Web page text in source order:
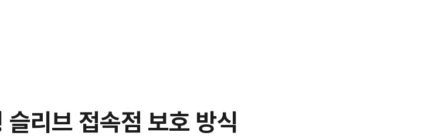
리브 접속점 보호 방식